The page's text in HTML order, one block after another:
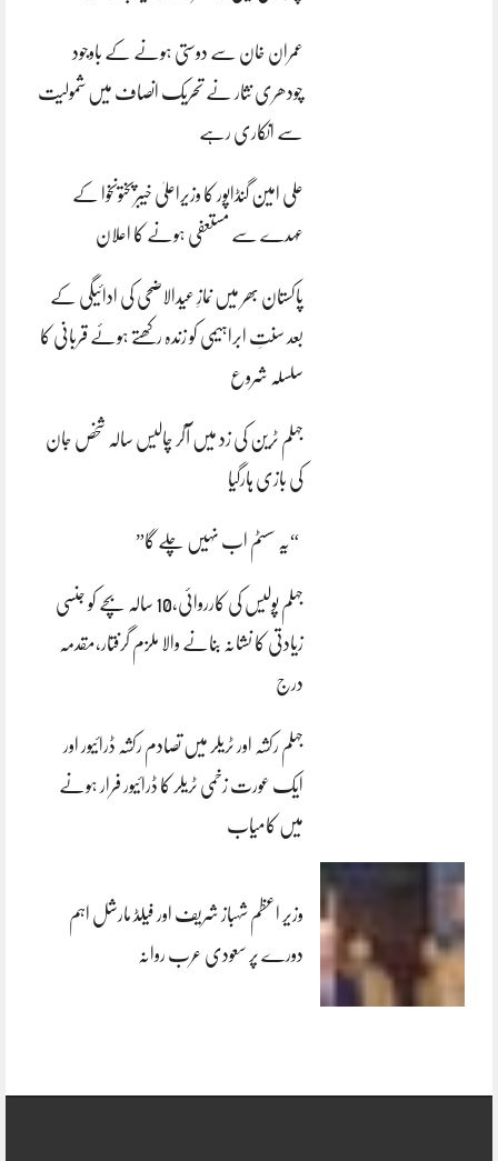
عمران خان سے دوستی ہونے کے باوجود
چودھری نثار نے تحریک انصاف میں شمولیت
سے انکاری رہے
علی امین گنڈاپور کا وزیراعلیٰ خیبرپختونخوا کے
عہدے سے مستعفی ہونے کا اعلان
پاکستان بھر میں نمازِ عیدالاضحی کی ادائیگی کے
بعد سنتِ ابراہیمی کو زندہ رکھتے ہوئے قربانی کا
سلسلہ شروع
جہلم ٹرین کی زد میں آکر چالیس سالہ شخص جان
کی بازی ہارگیا
“یہ سسٹم اب نہیں چلے گا”
جہلم پولیس کی کارروائی،10 سالہ بچے کو جنسی
زیادتی کا نشانہ بنانے والا ملزم گرفتار،مقدمہ
درج
جہلم رکشہ اور ٹریلر میں تصادم رکشہ ڈرائیور اور
ایک عورت زخمی ٹریلر کا ڈرائیور فرار ہونے
میں کامیاب
وزیر اعظم شہباز شریف اور فیلڈ مارشل اہم
دورے پر سعودی عرب روانہ